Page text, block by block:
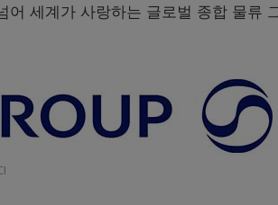
어 세계가 사랑하는 글로벌 종합 물류